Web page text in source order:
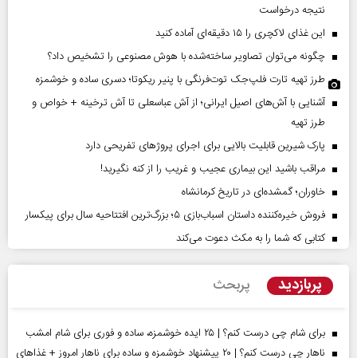
نتیجه درخواست
این غذای لاکچری را ۱۵ دقیقه‌ای آماده کنید
چگونه می‌توان تصاویر ساخته‌شده با هوش مصنوعی را تشخیص داد؟
طرز تهیه تارت فلپ‌جک توت‌فرنگی با پنیر ریکوتا؛ دسری ساده و خوشمزه
آشنایی با آش‌های اصیل ایرانی؛ از آش عباسعلی تا آش ترخینه + خواص و
طرز تهیه
پارک شیرین قابلیت‌ بالایی برای اجرای پروژهای تفریحی دارد
مراقب باشید این بیماری عجیب و غریب را از کنه نگیرید!
خاوران؛ گمشده‌ای در تاریخ کرمانشاه
فروش خیره‌کننده داستان اسباب‌بازی ۵؛ بزرگ‌ترین افتتاحیه سال برای پیکسار
کتابی که شما را به مکث دعوت می‌کند
پربازدید پربحث
برای شام چی درست کنم؟ | ۲۵ ایده خوشمزه، ساده و فوری برای شام امشب
ناهار چی درست کنم؟ | ۲۰ پیشنهاد خوشمزه و ساده برای ناهار امروز + غذاهای